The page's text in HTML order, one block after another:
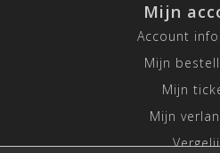
Mijn
Account
Mijn
Mijn
Mijn